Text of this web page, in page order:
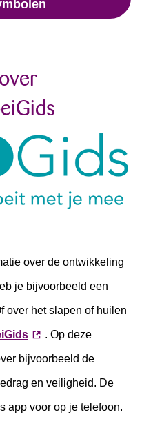
over de ontwikkeling
je bijvoorbeeld een
over het slapen of huilen
. Op deze
bijvoorbeeld de
en veiligheid. De
app voor op je telefoon.